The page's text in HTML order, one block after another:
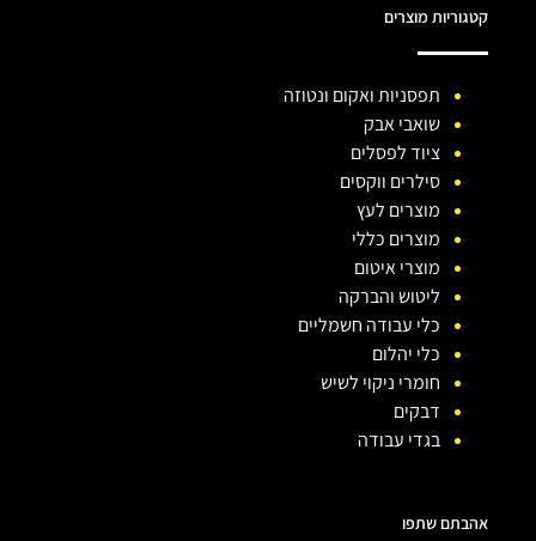
קטגוריות מוצרים
תפסניות ואקום ונטוזה
שואבי אבק
ציוד לפסלים
סילרים ווקסים
מוצרים לעץ
מוצרים כללי
מוצרי איטום
ליטוש והברקה
כלי עבודה חשמליים
כלי יהלום
חומרי ניקוי לשיש
דבקים
בגדי עבודה
אהבתם שתפו